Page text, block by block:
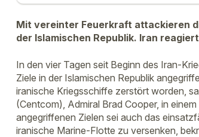
Mit vereinter Feuerkraft attackieren
der Islamischen Republik. Iran
In den vier Tagen seit Beginn des Iran-
Ziele in der Islamischen Republik
iranische Kriegsschiffe zerstört worden,
(Centcom), Admiral Brad Cooper, in
angegriffenen Zielen sei auch das
iranische Marine-Flotte zu versenken,